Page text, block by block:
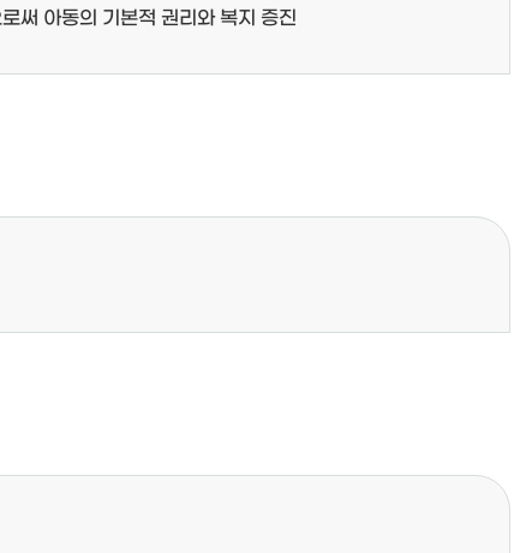
써 아동의 기본적 권리와 복지 증진